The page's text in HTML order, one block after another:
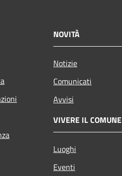
NOVITÀ
Notizie
Comunicati
Avvisi
VIVERE IL COMUNE
Luoghi
Eventi